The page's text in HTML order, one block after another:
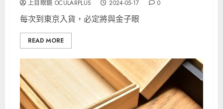
上目眼鏡 OCULARPLUS 2024-05-17 0
每次到東京入貨，必定將與金子眼
READ MORE